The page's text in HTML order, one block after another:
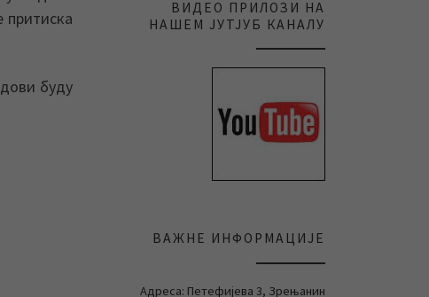
притиска
буду
ВИДЕО ПРИЛОЗИ НА
НАШЕМ ЈУТЈУБ КАНАЛУ
ВАЖНЕ ИНФОРМАЦИЈЕ
Адреса: Петефијева 3, Зрењанин